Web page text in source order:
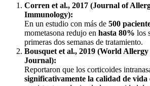
Corren et al., 2017 (Journal of
Immunology):
En un estudio con más de 500
mometasona redujo en hasta 80% los
primeras dos semanas de tratamiento.
Bousquet et al., 2019 (World
Journal):
Reportaron que los corticoides
significativamente la calidad de vida